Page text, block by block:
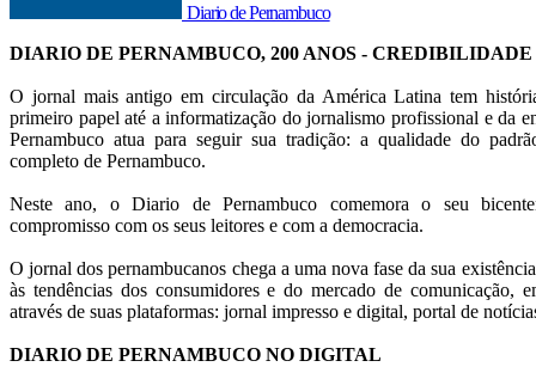
Diario de Pernambuco
DIARIO DE PERNAMBUCO, 200 ANOS -
O jornal mais antigo em circulação da América Latina tem
primeiro papel até a informatização do jornalismo profissional e da
Pernambuco atua para seguir sua tradição: a qualidade do
completo de Pernambuco.
Neste ano, o Diario de Pernambuco comemora o seu
compromisso com os seus leitores e com a democracia.
O jornal dos pernambucanos chega a uma nova fase da sua
às tendências dos consumidores e do mercado de comunicação,
através de suas plataformas: jornal impresso e digital, portal de
DIARIO DE PERNAMBUCO NO DIGITAL